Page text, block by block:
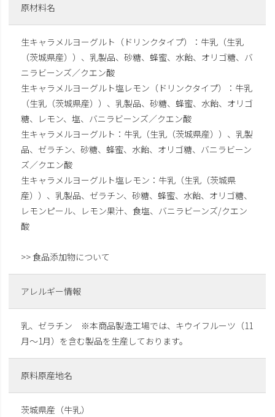
原材料名
生キャラメルヨーグルト（ドリンクタイプ）：牛乳（生乳
（茨城県産））、乳製品、砂糖、蜂蜜、水飴、オリゴ糖、バ
ニラビーンズ／クエン酸
生キャラメルヨーグルト塩レモン（ドリンクタイプ）：牛乳
（生乳（茨城県産））、乳製品、砂糖、蜂蜜、水飴、オリゴ
糖、レモン、塩、バニラビーンズ／クエン酸
生キャラメルヨーグルト：牛乳（生乳（茨城県産））、乳製
品、ゼラチン、砂糖、蜂蜜、水飴、オリゴ糖、バニラビーン
ズ／クエン酸
生キャラメルヨーグルト塩レモン：牛乳（生乳（茨城県
産））、乳製品、ゼラチン、砂糖、蜂蜜、水飴、オリゴ糖、
レモンピール、レモン果汁、食塩、バニラビーンズ/クエン
酸
>> 食品添加物について
アレルギー情報
乳、ゼラチン ※本商品製造工場では、キウイフルーツ（11
月～1月）を含む製品を生産しております。
原料原産地名
茨城県産（牛乳）